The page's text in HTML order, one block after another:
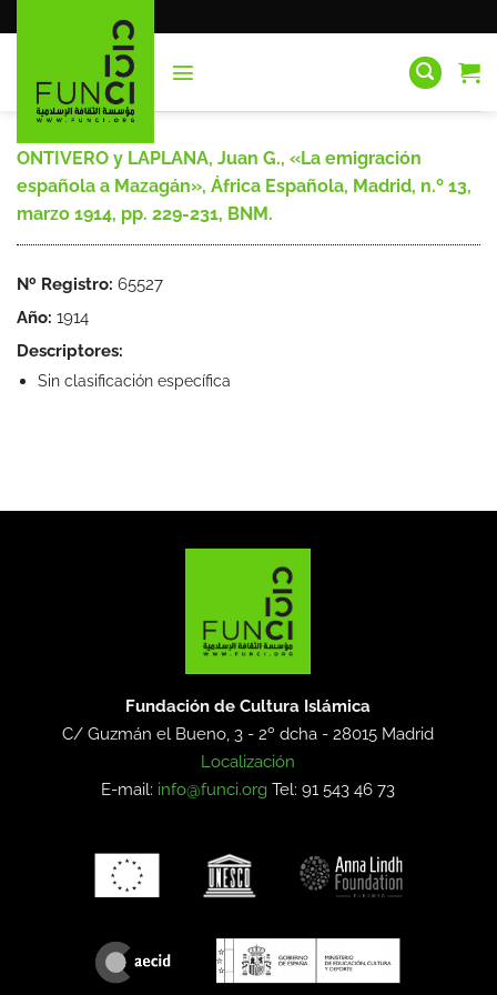
al
ONTIVERO y LAPLANA, Juan G., «La emigración
española a Mazagán», África Española, Madrid, n.º 13,
marzo 1914, pp. 229-231, BNM.
Nº Registro: 65527
Año: 1914
Descriptores:
Sin clasificación específica
Fundación de Cultura Islámica
C/ Guzmán el Bueno, 3 - 2º dcha -28015 Madrid
Localización
E-mail: info@funci.org Tel: 91 543 46 73